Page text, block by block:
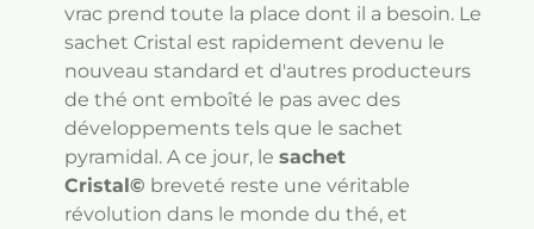
vrac prend toute la place dont il a besoin. Le
sachet Cristal est rapidement devenu le
nouveau standard et d'autres producteurs
de thé ont emboîté le pas avec des
développements tels que le sachet
pyramidal. A ce jour, le sachet
Cristal© breveté reste une véritable
révolution dans le monde du thé, et